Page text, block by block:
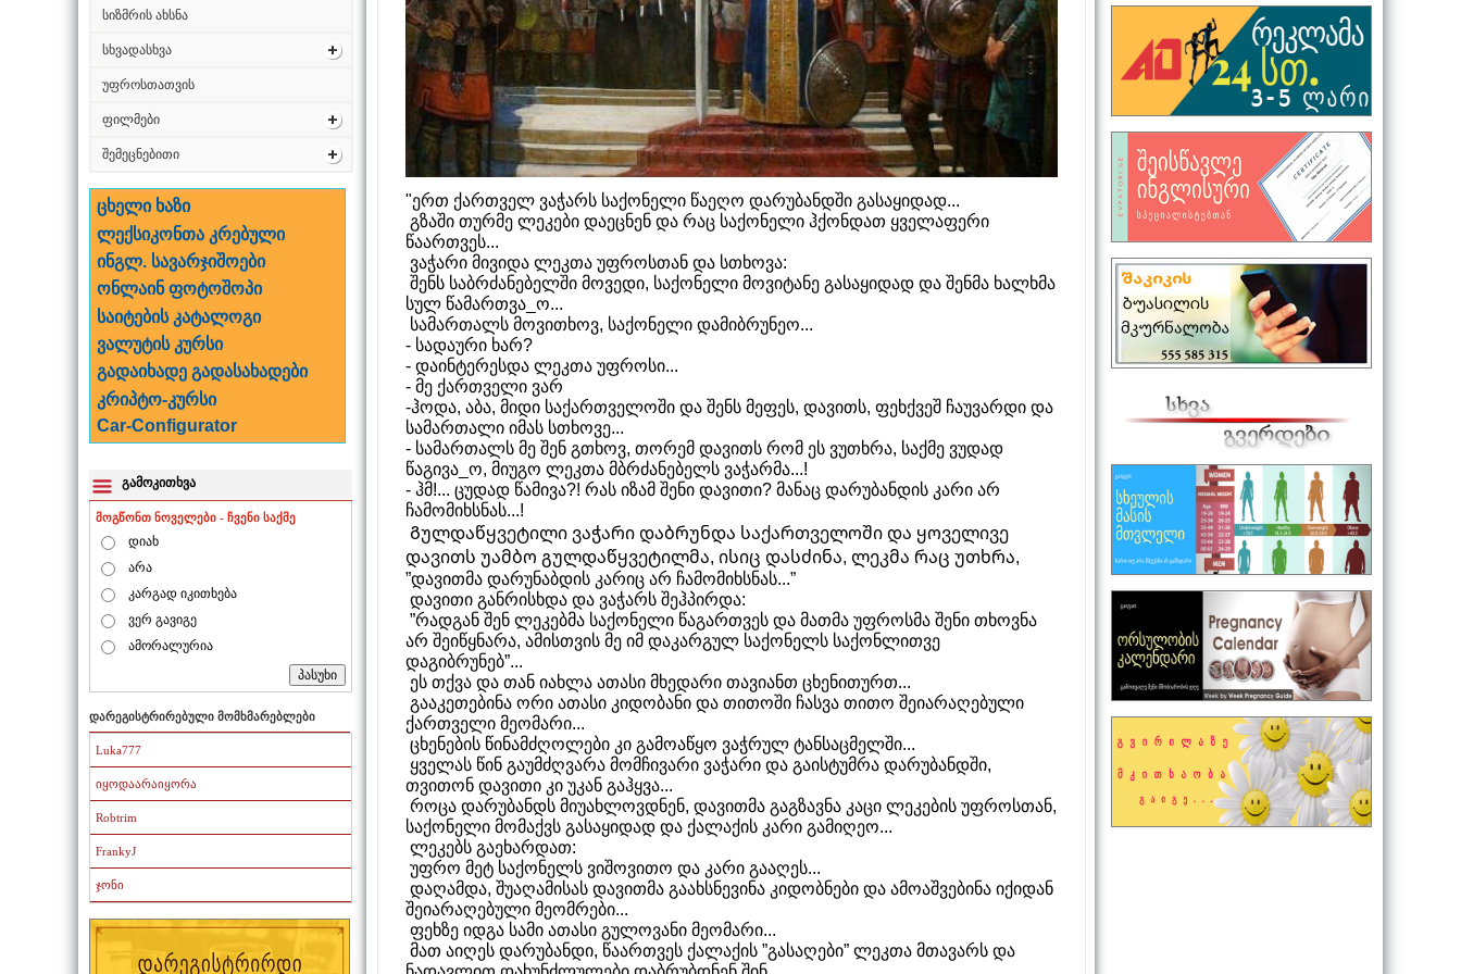
სიზმრის ახსნა
სხვადასხვა
უფროსთათვის
ფილმები
შემეცნებითი
ცხელი ხაზი
ლექსიკონთა კრებული
ინგლ. სავარჯიშოები
ონლაინ ფოტოშოპი
საიტების კატალოგი
ვალუტის კურსი
გადაიხადე გადასახადები
კრიპტო-კურსი
Car-Configurator
გამოკითხვა
მოგწონთ ნოველები - ჩვენი საქმე
დიახ
არა
კარგად იკითხება
ვერ გავიგე
ამორალურია
დარეგისტრირებული მომხმარებლები
Luka777
იყოდაარაიყორა
Robtrim
FrankyJ
ჯონი
"ერთ ქართველ ვაჭარს საქონელი წაეღო დარუბანდში გასაყიდად...
გზაში თურმე ლეკები დაეცნენ და რაც საქონელი ჰქონდათ ყველაფერი
წაართვეს...
ვაჭარი მივიდა ლეკთა უფროსთან და სთხოვა:
შენს საბრძანებელში მოვედი, საქონელი მოვიტანე გასაყიდად და შენმა ხალხმა
სულ წამართვა_ო...
სამართალს მოვითხოვ, საქონელი დამიბრუნეო...
- სადაური ხარ?
- დაინტერესდა ლეკთა უფროსი...
- მე ქართველი ვარ
-ჰოდა, აბა, მიდი საქართველოში და შენს მეფეს, დავითს, ფეხქვეშ ჩაუვარდი და
სამართალი იმას სთხოვე...
- სამართალს მე შენ გთხოვ, თორემ დავითს რომ ეს ვუთხრა, საქმე ვუდად
წაგივა_ო, მიუგო ლეკთა მბრძანებელს ვაჭარმა...!
- ჰმ!... ცუდად წამივა?! რას იზამ შენი დავითი? მანაც დარუბანდის კარი არ
ჩამომიხსნას...!
Გულდაწყვეტილი ვაჭარი დაბრუნდა საქართველოში და ყოველივე
დავითს უამბო გულდაწყვეტილმა, ისიც დასძინა, ლეკმა რაც უთხრა,
”დავითმა დარუნაბდის კარიც არ ჩამომიხსნას...”
დავითი განრისხდა და ვაჭარს შეჰპირდა:
”რადგან შენ ლეკებმა საქონელი წაგართვეს და მათმა უფროსმა შენი თხოვნა
არ შეიწყნარა, ამისთვის მე იმ დაკარგულ საქონელს საქონლითვე
დაგიბრუნებ”...
ეს თქვა და თან იახლა ათასი მხედარი თავიანთ ცხენითურთ...
გააკეთებინა ორი ათასი კიდობანი და თითოში ჩასვა თითო შეიარაღებული
ქართველი მეომარი...
ცხენების წინამძღოლები კი გამოაწყო ვაჭრულ ტანსაცმელში...
ყველას წინ გაუმძღვარა მომჩივარი ვაჭარი და გაისტუმრა დარუბანდში,
თვითონ დავითი კი უკან გაჰყვა...
როცა დარუბანდს მიუახლოვდნენ, დავითმა გაგზავნა კაცი ლეკების უფროსთან,
საქონელი მომაქვს გასაყიდად და ქალაქის კარი გამიღეო...
ლეკებს გაეხარდათ:
უფრო მეტ საქონელს ვიშოვითო და კარი გააღეს...
დაღამდა, შუაღამისას დავითმა გაახსნევინა კიდობნები და ამოაშვებინა იქიდან
შეიარაღებული მეომრები...
ფეხზე იდგა სამი ათასი გულოვანი მეომარი...
მათ აიღეს დარუბანდი, წაართვეს ქალაქის ”გასაღები” ლეკთა მთავარს და